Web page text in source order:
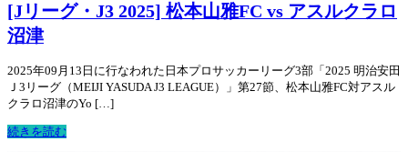
[Jリーグ・J3 2025] 松本山雅FC vs アスルクラロ
沼津
2025年09月13日に行なわれた日本プロサッカーリーグ3部「2025 明治安田
Ｊ3リーグ（MEIJI YASUDA J3 LEAGUE）」第27節、松本山雅FC対アスル
クラロ沼津のYo […]
続きを読む